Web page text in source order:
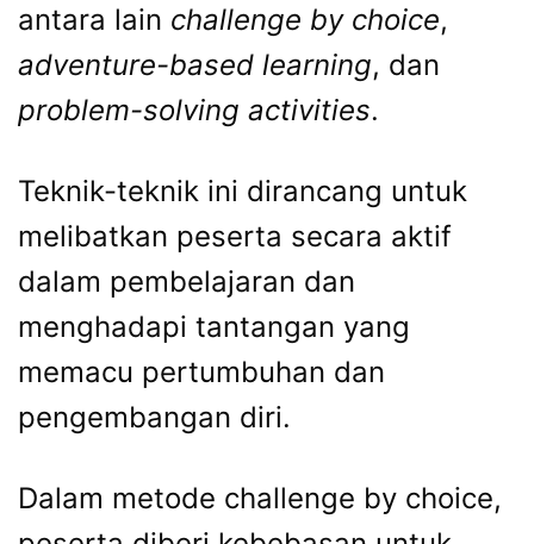
antara lain challenge by choice,
adventure-based learning, dan
problem-solving activities.
Teknik-teknik ini dirancang untuk
melibatkan peserta secara aktif
dalam pembelajaran dan
menghadapi tantangan yang
memacu pertumbuhan dan
pengembangan diri.
Dalam metode challenge by choice,